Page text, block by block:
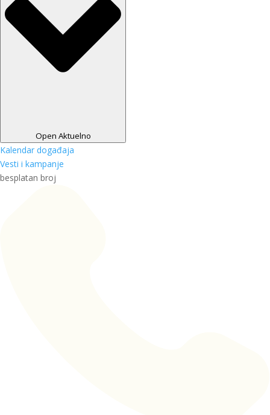
Open Aktuelno
Kalendar događaja
Vesti i kampanje
besplatan broj